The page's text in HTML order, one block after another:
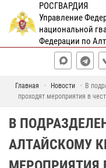
РОСГВАРДИЯ
Управление
национальной
Федерации по
Главная Новости
В
проходят мероприятия в
В
АЛТАЙСКОМУ